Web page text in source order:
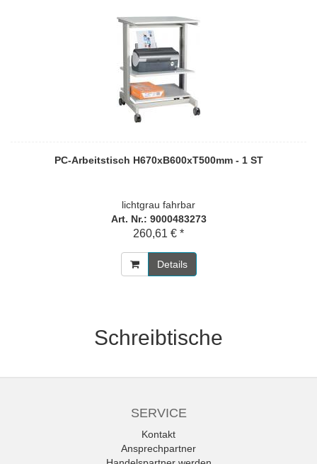
PC-Arbeitstisch H670xB600xT500mm - 1 ST
lichtgrau fahrbar
Art. Nr.: 9000483273
260,61 € *
Details
Schreibtische
SERVICE
Kontakt
Ansprechpartner